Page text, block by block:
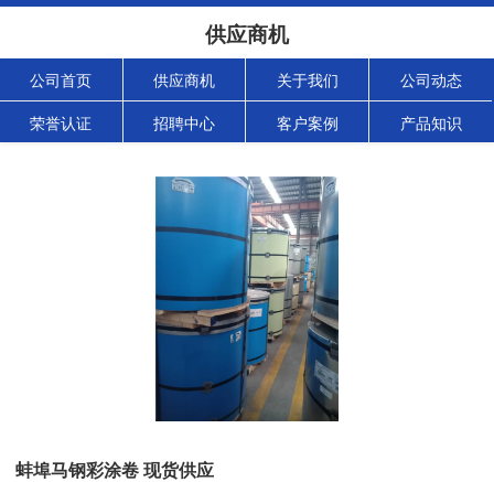
供应商机
公司首页 供应商机 关于我们 公司动态
荣誉认证 招聘中心 客户案例 产品知识
蚌埠马钢彩涂卷 现货供应